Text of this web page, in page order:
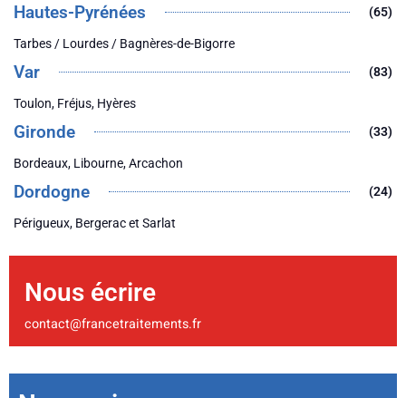
Hautes-Pyrénées (65)
Tarbes / Lourdes / Bagnères-de-Bigorre
Var (83)
Toulon, Fréjus, Hyères
Gironde (33)
Bordeaux, Libourne, Arcachon
Dordogne (24)
Périgueux, Bergerac et Sarlat
Nous écrire
contact@francetraitements.fr